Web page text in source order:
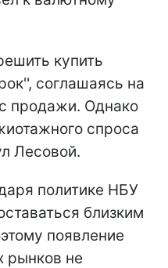
купить
соглашаясь на
продажи. Однако
спроса
Лесовой.
политике НБУ
близким
появление
рынков не